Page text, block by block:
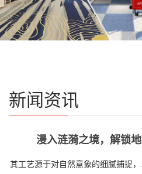
新闻资讯
漫入涟漪之境，解锁
其工艺源于对自然意象的细腻捕捉